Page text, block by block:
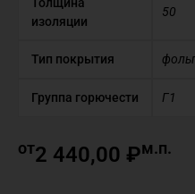
изоляции
50
Тип покрытия
Группа горючести Г1
от2 440,00 ₽м.п.